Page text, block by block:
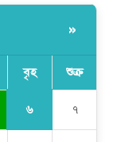
»
বৃহ শুক্র
৬ ৭